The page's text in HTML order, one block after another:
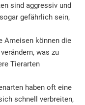
sind aggressiv und
gefährlich sein,
Ameisen können die
was zu
Tierarten
haben oft eine
schnell verbreiten,